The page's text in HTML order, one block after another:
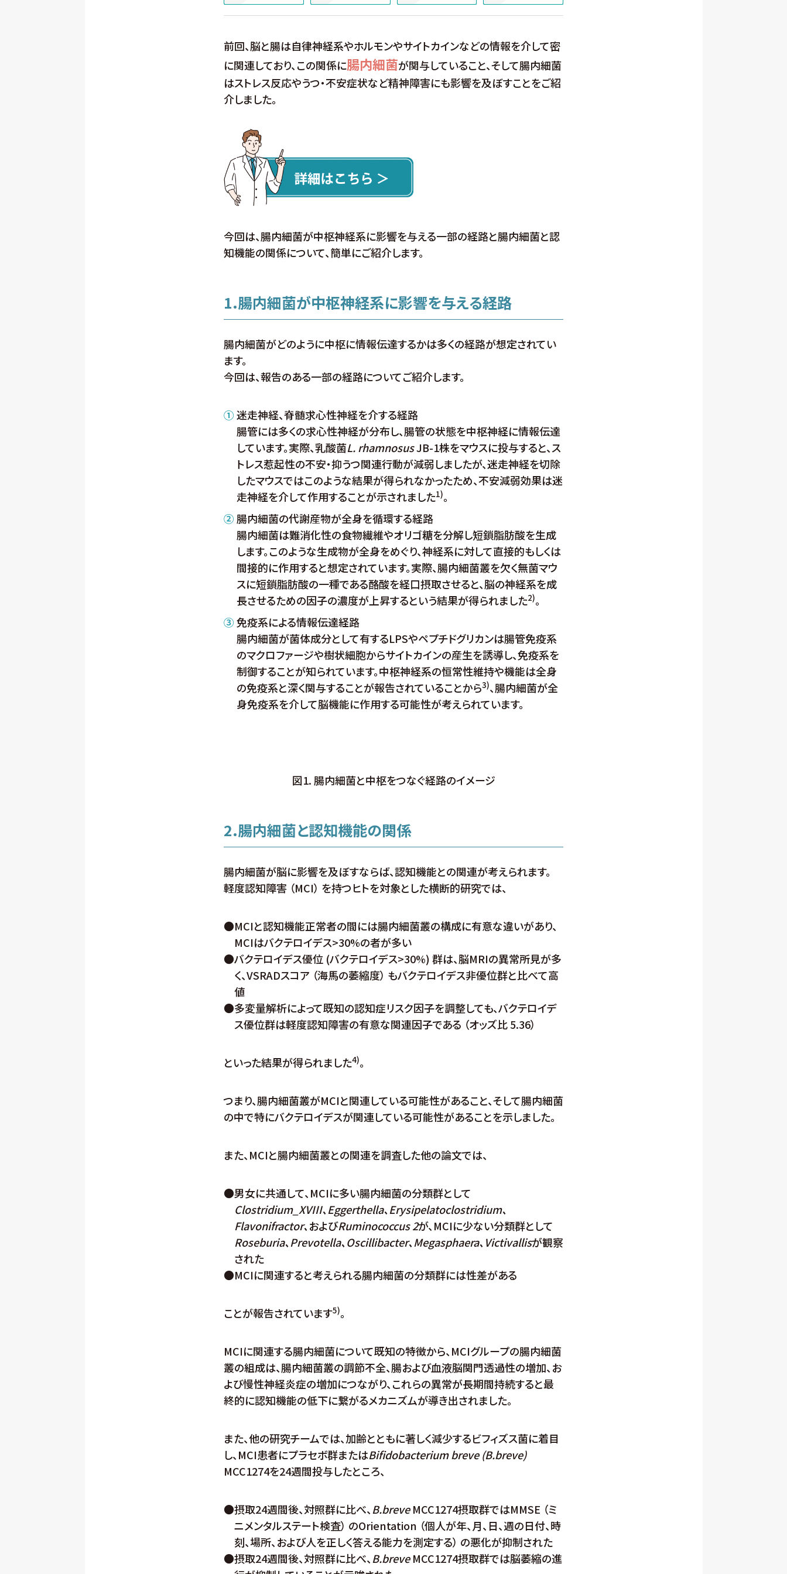
前回、脳と腸は自律神経系やホルモンやサイトカインなどの情報を介して密
に関連しており、この関係に腸内細菌が関与していること、そして腸内細菌
はストレス反応やうつ・不安症状など精神障害にも影響を及ぼすことをご紹
介しました。
今回は、腸内細菌が中枢神経系に影響を与える一部の経路と腸内細菌と認
知機能の関係について、簡単にご紹介します。
1.腸内細菌が中枢神経系に影響を与える経路
腸内細菌がどのように中枢に情報伝達するかは多くの経路が想定されてい
ます。
今回は、報告のある一部の経路についてご紹介します。
①迷走神経、脊髄求心性神経を介する経路
腸管には多くの求心性神経が分布し、腸管の状態を中枢神経に情報伝達
しています。実際、乳酸菌L. rhamnosusJB-1株をマウスに投与すると、ス
トレス惹起性の不安・抑うつ関連行動が減弱しましたが、迷走神経を切除
したマウスではこのような結果が得られなかったため、不安減弱効果は迷
走神経を介して作用することが示されました1)。
② 腸内細菌の代謝産物が全身を循環する経路
腸内細菌は難消化性の食物繊維やオリゴ糖を分解し短鎖脂肪酸を生成
します。このような生成物が全身をめぐり、神経系に対して直接的もしくは
間接的に作用すると想定されています。実際、腸内細菌叢を欠く無菌マウ
スに短鎖脂肪酸の一種である酪酸を経口摂取させると、脳の神経系を成
長させるための因子の濃度が上昇するという結果が得られました2)。
③免疫系による情報伝達経路
腸内細菌が菌体成分として有するLPSやペプチドグリカンは腸管免疫系
のマクロファージや樹状細胞からサイトカインの産生を誘導し、免疫系を
制御することが知られています。中枢神経系の恒常性維持や機能は全身
の免疫系と深く関与することが報告されていることから3)、腸内細菌が全
身免疫系を介して脳機能に作用する可能性が考えられています。
図1. 腸内細菌と中枢をつなぐ経路のイメージ
2.腸内細菌と認知機能の関係
腸内細菌が脳に影響を及ぼすならば、認知機能との関連が考えられます。
軽度認知障害 （MCI） を持つヒトを対象とした横断的研究では、
●MCIと認知機能正常者の間には腸内細菌叢の構成に有意な違いがあり、
MCIはバクテロイデス>30%の者が多い
●バクテロイデス優位 (バクテロイデス>30%) 群は、脳MRIの異常所見が多
く、VSRADスコア （海馬の萎縮度） もバクテロイデス非優位群と比べて高
値
●多変量解析によって既知の認知症リスク因子を調整しても、バクテロイデ
ス優位群は軽度認知障害の有意な関連因子である （オッズ比 5.36）
といった結果が得られました4)。
つまり、腸内細菌叢がMCIと関連している可能性があること、そして腸内細菌
の中で特にバクテロイデスが関連している可能性があることを示しました。
また、MCIと腸内細菌叢との関連を調査した他の論文では、
●男女に共通して、MCIに多い腸内細菌の分類群として
Clostridium_XVIII、Eggerthella、Erysipelatoclostridium、
Flavonifractor、およびRuminococcus 2が、MCIに少ない分類群として
Roseburia、Prevotella、Oscillibacter、Megasphaera、Victivallisが観察
された
●MCIに関連すると考えられる腸内細菌の分類群には性差がある
ことが報告されています5)。
MCIに関連する腸内細菌について既知の特徴から、MCIグループの腸内細菌
叢の組成は、腸内細菌叢の調節不全、腸および血液脳関門透過性の増加、お
よび慢性神経炎症の増加につながり、これらの異常が長期間持続すると最
終的に認知機能の低下に繋がるメカニズムが導き出されました。
また、他の研究チームでは、加齢とともに著しく減少するビフィズス菌に着目
し、MCI患者にプラセボ群またはBifidobacterium breve (B.breve)
MCC1274を24週間投与したところ、
●摂取24週間後、対照群に比べ、B.breveMCC1274摂取群ではMMSE （ミ
ニメンタルステート検査） のOrientation （個人が年、月、日、週の日付、時
刻、場所、および人を正しく答える能力を測定する） の悪化が抑制された
●摂取24週間後、対照群に比べ、B.breveMCC1274摂取群では脳萎縮の進